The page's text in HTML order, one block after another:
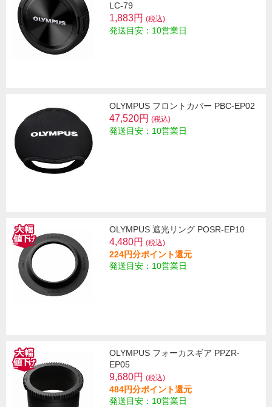
LC-79
1,883円 (税込)
発送目安：10営業日
OLYMPUS フロントカバー PBC-EP02
47,520円 (税込)
発送目安：10営業日
OLYMPUS 遮光リング POSR-EP10
4,480円 (税込)
224円分ポイント還元
発送目安：10営業日
OLYMPUS フォーカスギア PPZR-
EP05
9,680円 (税込)
484円分ポイント還元
発送目安：10営業日